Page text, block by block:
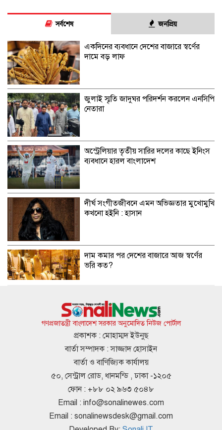
সর্বশেষ জনপ্রিয়
একদিনের ব্যবধানে দেশের বাজারে স্বর্ণের
দামে বড় লাফ
জুলাই স্মৃতি জাদুঘর পরিদর্শন করলেন এনসিপি
নেতারা
অস্ট্রেলিয়ার তৃতীয় সারির দলের কাছে ইনিংস
ব্যবধানে হারল বাংলাদেশ
দীর্ঘ সংগীতজীবনে এমন অভিজ্ঞতার মুখোমুখি
কখনো হইনি : হাসান
দাম কমার পর দেশের বাজারে আজ স্বর্ণের
ভরি কত?
ডিজিএফআইয়ের গোপন বন্দিশালা পরিদর্শনে
যাচ্ছেন ট্রাইব্যুনাল
ঢাকা-টরেন্টো ফ্লাইট নিয়ে বিমানের নতুন
রাজধানীতে সকাল থেকেই বৃষ্টি, চলতে পারে
দিনভর
গণপ্রজাতন্ত্রী বাংলাদেশ সরকার অনুমোদিত নিউজ পোর্টাল
প্রকাশক : মোহাম্মদ ইউনুছ
বার্তা সম্পাদক : সাজ্জাদ হোসাইন
বার্তা ও বাণিজ্যিক কার্যালয়
৫০, সেন্ট্রাল রোড, ধানমন্ডি , ঢাকা -১২০৫
ফোন : +৮৮ ০২ ৯৬৩ ৫০৪৮
Email : info@sonalinewes.com
Email : sonalinewsdesk@gmail.com